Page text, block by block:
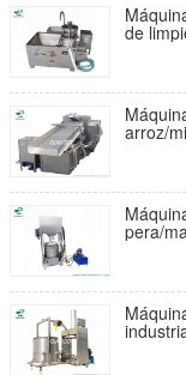
de
arroz/
pera/